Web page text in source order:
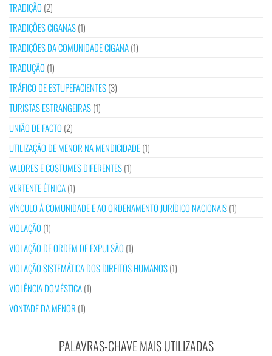
TRADIÇÃO (2)
TRADIÇÕES CIGANAS(1)
TRADIÇÕES DA COMUNIDADE CIGANA(1)
TRADUÇÃO (1)
TRÁFICO DE ESTUPEFACIENTES(3)
TURISTAS ESTRANGEIRAS(1)
UNIÃO DE FACTO (2)
UTILIZAÇÃO DE MENOR NA MENDICIDADE(1)
VALORES E COSTUMES DIFERENTES(1)
VERTENTE ÉTNICA(1)
VÍNCULO À COMUNIDADE E AO ORDENAMENTO JURÍDICO NACIONAIS(1)
VIOLAÇÃO (1)
VIOLAÇÃO DE ORDEM DE EXPULSÃO (1)
VIOLAÇÃO SISTEMÁTICA DOS DIREITOS HUMANOS(1)
VIOLÊNCIA DOMÉSTICA(1)
VONTADE DA MENOR (1)
PALAVRAS-CHAVE MAIS UTILIZADAS